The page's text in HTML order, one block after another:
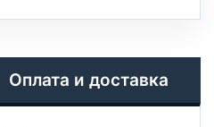
Оплата и доставка